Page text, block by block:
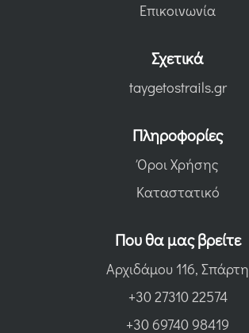
Επικοινωνία
Σχετικά
taygetostrails.gr
Πληροφορίες
Όροι Χρήσης
Καταστατικό
Που θα μας βρείτε
Αρχιδάμου 116, Σπάρτη
+30 27310 22574
+30 69740 98419